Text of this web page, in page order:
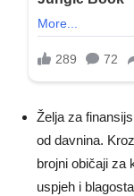
Želja za
od davnina.
brojni običaji za
uspjeh i